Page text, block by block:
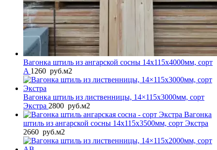
Вагонка штиль из ангарской сосны 14x115x4000мм, сорт
A 1260 руб.м2
Вагонка штиль из лиственницы, 14×115x3000мм, сорт
Экстра 2800 руб.м2
Вагонка
штиль из ангарской сосны 14x115x3500мм, сорт Экстра
2660 руб.м2